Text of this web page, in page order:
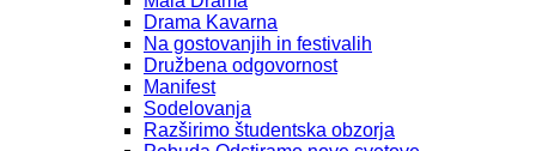
Drama Kavarna
Na gostovanjih in festivalih
Družbena odgovornost
Manifest
Sodelovanja
Razširimo študentska obzorja